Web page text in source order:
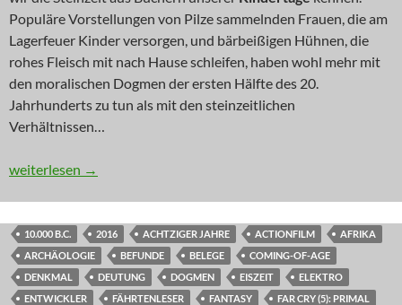
Populäre Vorstellungen von Pilze sammelnden Frauen, die am
Lagerfeuer Kinder versorgen, und bärbeißigen Hühnen, die
rohes Fleisch mit nach Hause schleifen, haben wohl mehr mit
den moralischen Dogmen der ersten Hälfte des 20.
Jahrhunderts zu tun als mit den steinzeitlichen
Verhältnissen…
NEWS: Männer mit Fell
weiterlesen →
10.000 B.C. 2016 ACHTZIGER JAHRE ACTIONFILM
AFRIKA
ARCHÄOLOGIE
BEFUNDE BELEGE
COMING-OF-AGE
DENKMAL
DEUTUNG DOGMEN EISZEIT
ELEKTRO
ENTWICKLER
FÄHRTENLESER FANTASY
FAR CRY (5): PRIMAL